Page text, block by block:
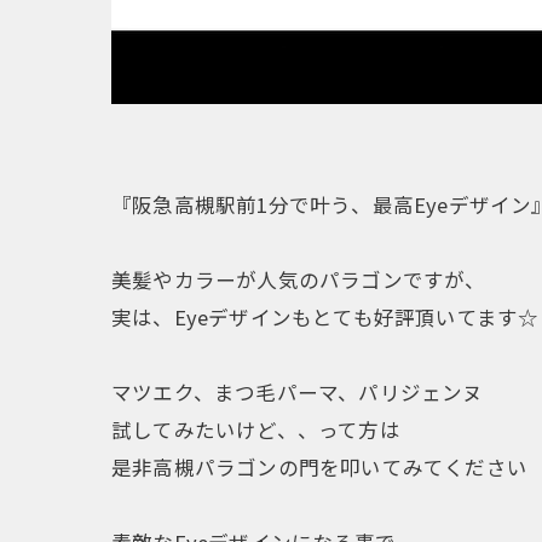
『阪急高槻駅前1分で叶う、最高Eyeデザイン
美髪やカラーが人気のパラゴンですが、
実は、Eyeデザインもとても好評頂いてます☆
マツエク、まつ毛パーマ、パリジェンヌ
試してみたいけど、、って方は
是非高槻パラゴンの門を叩いてみてください